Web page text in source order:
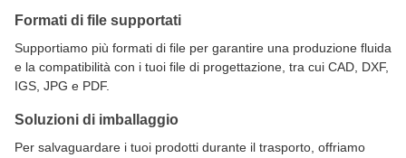
Formati di file supportati
Supportiamo più formati di file per garantire una produzione fluida
e la compatibilità con i tuoi file di progettazione, tra cui CAD, DXF,
IGS, JPG e PDF.
Soluzioni di imballaggio
Per salvaguardare i tuoi prodotti durante il trasporto, offriamo